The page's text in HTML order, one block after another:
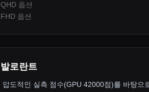
QHD 옵션
FHD 옵션
발로란트
압도적인 실측 점수(GPU 42000점)를 바탕으